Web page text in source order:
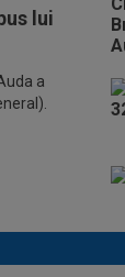
lui
a